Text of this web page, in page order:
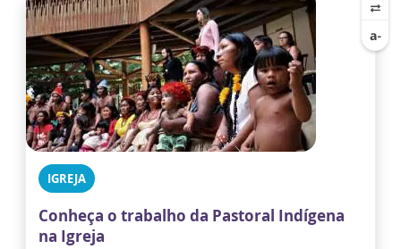
IGREJA
Conheça o trabalho da Pastoral Indígena
na Igreja